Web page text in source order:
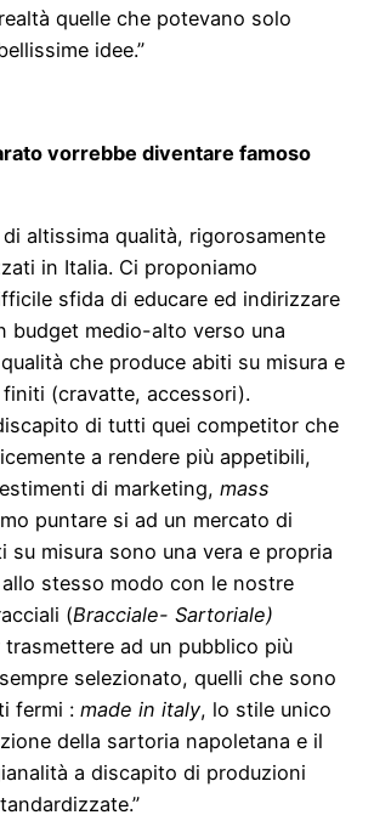
quelle che potevano solo
idee.”
vorrebbe diventare famoso
altissima qualità, rigorosamente
in Italia. Ci proponiamo
sfida di educare ed indirizzare
budget medio-alto verso una
che produce abiti su misura e
(cravatte, accessori).
di tutti quei competitor che
a rendere più appetibili,
di marketing, mass
puntare si ad un mercato di
su misura sono una vera e propria
allo stesso modo con le nostre
(Bracciale- Sartoriale)
ad un pubblico più
selezionato, quelli che sono
fermi : made in italy, lo stile unico
della sartoria napoletana e il
a discapito di produzioni